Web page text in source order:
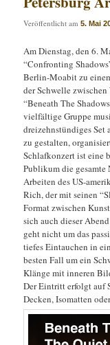
Veröffentlicht am5. Mai
Am Dienstag, den 6.
“Confronting
Berlin-Moabit zu
der Schwelle
“Beneath The
vielfältige Gruppe
dreizehnstündiges
zu gestalten,
Schlafkonzert ist eine
Publikum die
Arbeiten des US-
Rich, der mit seinen
Format zwischen
sich auch dieser
geht nicht um das
tiefes Eintauchen in
besten Fall um ein
Klänge mit inneren
Der Eintritt erfolgt auf
Decken, Isomatten